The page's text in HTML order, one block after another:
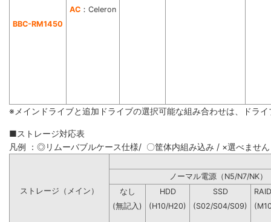
BBC-RM1450
AC ：Celeron
※メインドライブと追加ドライブの選択可能な組み合わせは、ドラ
■ストレージ対応表
凡例 ：◎リムーバブルケース仕様/ 〇筐体内組み込み / ×選べません
ノーマル電源（N5/
ストレージ（メイン）
なし HDD SSD
(無記入)
(H10/H20) (S02/S04/S09)